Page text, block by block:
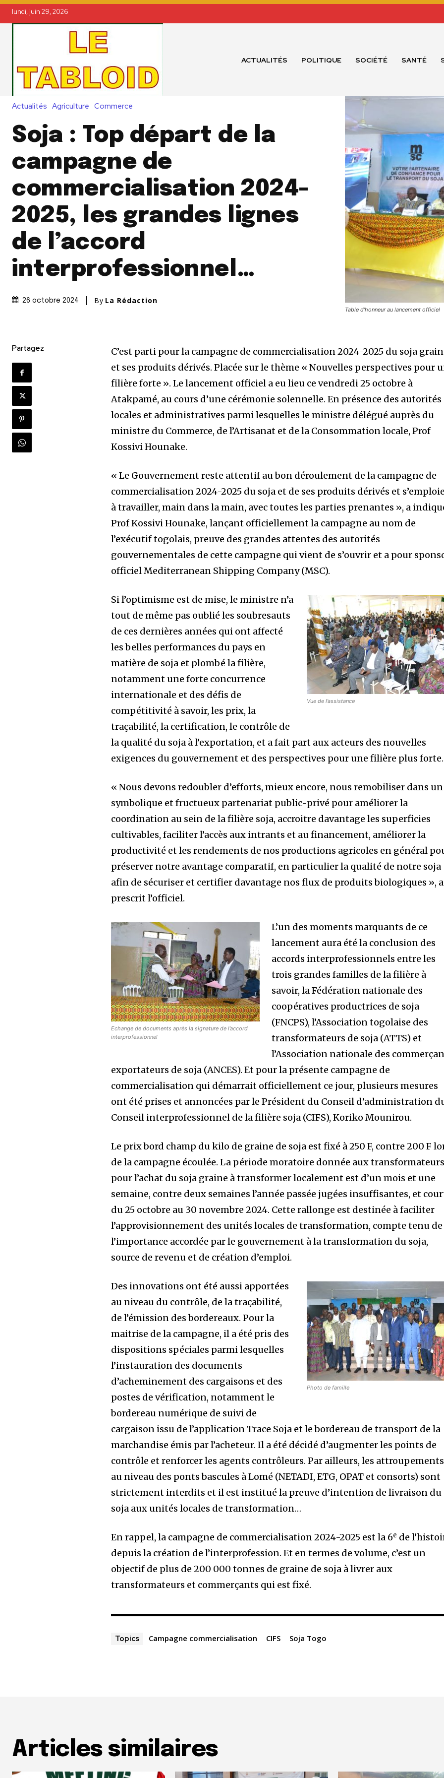
lundi, juin 29, 2026
ACTUALITÉS POLITIQUE SOCIÉTÉ SANTÉ
Actualités Agriculture Commerce
Soja : Top départ de la
campagne de
commercialisation 2024-
2025, les grandes lignes
de l’accord
interprofessionnel…
26 octobre 2024 By La Rédaction
Table d'honneur au lancement officiel
Partagez
C’est parti pour la campagne de commercialisation 2024-2025 du soja
et ses produits dérivés. Placée sur le thème « Nouvelles perspectives pour
filière forte ». Le lancement officiel a eu lieu ce vendredi 25 octobre à
Atakpamé, au cours d’une cérémonie solennelle. En présence des autorités
locales et administratives parmi lesquelles le ministre délégué auprès du
ministre du Commerce, de l’Artisanat et de la Consommation locale, Prof
Kossivi Hounake.
« Le Gouvernement reste attentif au bon déroulement de la campagne de
commercialisation 2024-2025 du soja et de ses produits dérivés et
à travailler, main dans la main, avec toutes les parties prenantes », a
Prof Kossivi Hounake, lançant officiellement la campagne au nom de
l’exécutif togolais, preuve des grandes attentes des autorités
gouvernementales de cette campagne qui vient de s’ouvrir et a pour
officiel Mediterranean Shipping Company (MSC).
Vue de l’assistance
Si l’optimisme est de mise, le ministre n’a
tout de même pas oublié les soubresauts
de ces dernières années qui ont affecté
les belles performances du pays en
matière de soja et plombé la filière,
notamment une forte concurrence
internationale et des défis de
compétitivité à savoir, les prix, la
traçabilité, la certification, le contrôle de
la qualité du soja à l’exportation, et a fait part aux acteurs des nouvelles
exigences du gouvernement et des perspectives pour une filière plus forte.
« Nous devons redoubler d’efforts, mieux encore, nous remobiliser dans un
symbolique et fructueux partenariat public-privé pour améliorer la
coordination au sein de la filière soja, accroitre davantage les superficies
cultivables, faciliter l’accès aux intrants et au financement, améliorer la
productivité et les rendements de nos productions agricoles en général
préserver notre avantage comparatif, en particulier la qualité de notre soja
afin de sécuriser et certifier davantage nos flux de produits biologiques », a
prescrit l’officiel.
Echange de documents après la signature de l’accord
interprofessionnel
L’un des moments marquants de ce
lancement aura été la conclusion des
accords interprofessionnels entre les
trois grandes familles de la filière à
savoir, la Fédération nationale des
coopératives productrices de soja
(FNCPS), l’Association togolaise des
transformateurs de soja (ATTS) et
l’Association nationale des
exportateurs de soja (ANCES). Et pour la présente campagne de
commercialisation qui démarrait officiellement ce jour, plusieurs mesures
ont été prises et annoncées par le Président du Conseil d’administration
Conseil interprofessionnel de la filière soja (CIFS), Koriko Mounirou.
Le prix bord champ du kilo de graine de soja est fixé à 250 F, contre 200 F
de la campagne écoulée. La période moratoire donnée aux
pour l’achat du soja graine à transformer localement est d’un mois et une
semaine, contre deux semaines l’année passée jugées insuffisantes, et
du 25 octobre au 30 novembre 2024. Cette rallonge est destinée à faciliter
l’approvisionnement des unités locales de transformation, compte tenu de
l’importance accordée par le gouvernement à la transformation du soja,
source de revenu et de création d’emploi.
Photo de famille
Des innovations ont été aussi apportées
au niveau du contrôle, de la traçabilité,
de l’émission des bordereaux. Pour la
maitrise de la campagne, il a été pris des
dispositions spéciales parmi lesquelles
l’instauration des documents
d’acheminement des cargaisons et des
postes de vérification, notamment le
bordereau numérique de suivi de
cargaison issu de l’application Trace Soja et le bordereau de transport de la
marchandise émis par l’acheteur. Il a été décidé d’augmenter les points de
contrôle et renforcer les agents contrôleurs. Par ailleurs, les attroupements
au niveau des ponts bascules à Lomé (NETADI, ETG, OPAT et consorts) sont
strictement interdits et il est institué la preuve d’intention de livraison du
soja aux unités locales de transformation…
En rappel, la campagne de commercialisation 2024-2025 est la 6e de
depuis la création de l’interprofession. Et en termes de volume, c’est un
objectif de plus de 200 000 tonnes de graine de soja à livrer aux
transformateurs et commerçants qui est fixé.
Topics Campagne commercialisation CIFS Soja Togo
Articles similaires